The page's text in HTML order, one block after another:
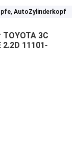
,AutoZylinderkopf
3C
2.2D 11101-